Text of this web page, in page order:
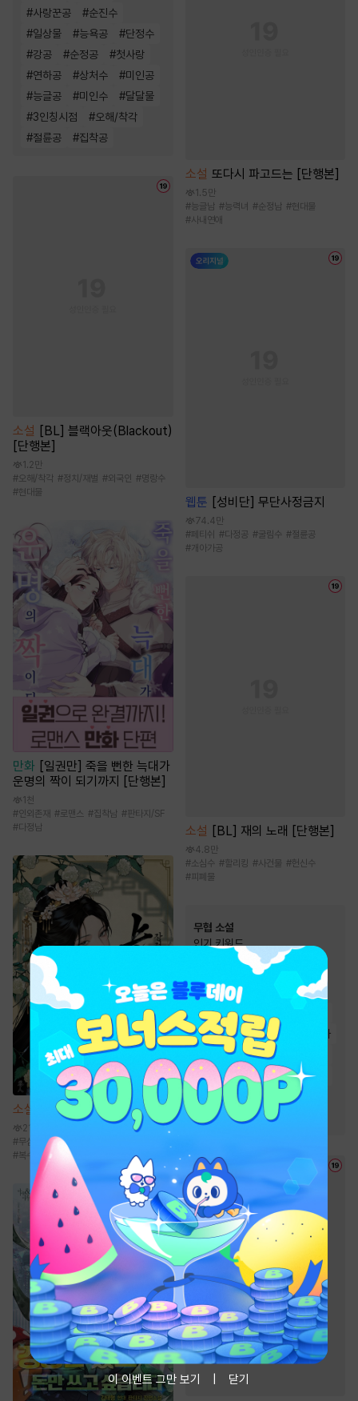
#사랑꾼공 #순진수
#일상물 #능욕공 #단정수
#강공 #순정공 #첫사랑
#연하공 #상처수 #미인공
#능글공 #미인수 #달달물
#3인칭시점 #오해/착각
#절륜공 #집착공
소설 [BL] 블랙아웃(Blackout)
[단행본]
1.2만
#오해/착각 #정치/재벌 #외국인 #명랑수
#현대물
만화 [일권만] 죽을 뻔한 늑대가
운명의 짝이 되기까지 [단행본]
1천
#인외존재 #로맨스 #집착남 #판타지/SF
#다정남
소설 장적
21.9만
#무심녀 #카리스마남
#복수
소설 또다시 파고드는 [단행본]
1.5만
#능글남 #능력녀 #순정남 #현대물
#사내연애
웹툰 [성비단] 무단사정금지
74.4만
#페티쉬 #다정공 #굴림수 #절륜공
#개아가공
소설 [BL] 재의 노래 [단행본]
4.8만
#소심수 #할리킹 #사건물 #헌신수
#피폐물
무협 소설
인기 키워드
#유쾌함
#천하제일인
#성장물 #비장함
#천마 #복수물
검객/무사
환생물 #생존물
# 회귀물 # 잔잔함 #빙의물
# 귀환물 #
사이다물
차원이동물 #마교
이 이벤트 그만 보기 닫기